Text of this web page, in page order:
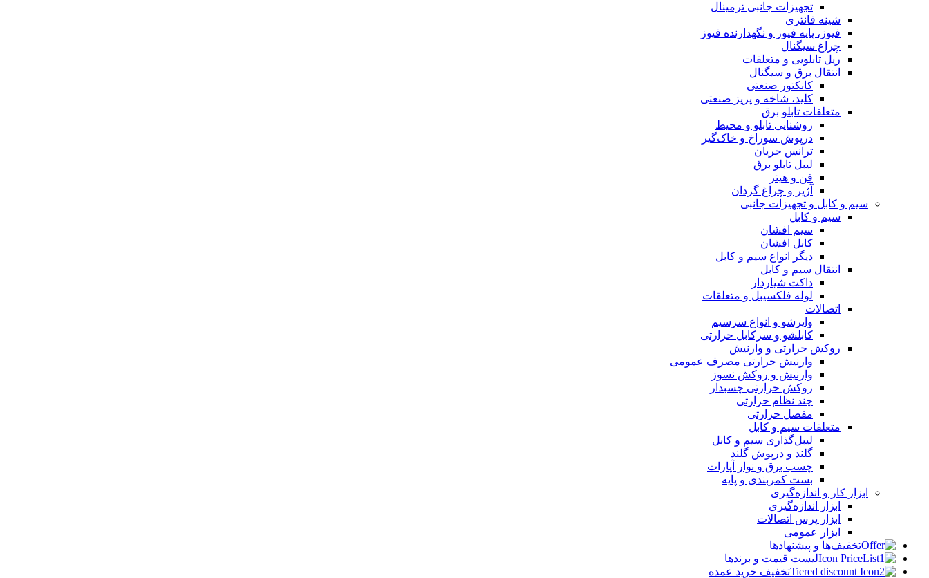
تجهیزات جانبی ترمینال
شینه فانتزی
فیوز، پایه فیوز و نگهدارنده فیوز
چراغ سیگنال
ریل تابلویی و متعلقات
انتقال برق و سیگنال
کانکتور صنعتی
کلید، شاخه و پریز صنعتی
متعلقات تابلو برق
روشنایی تابلو و محیط
درپوش سوراخ و خاک‌گیر
ترانس جریان
لیبل تابلو برق
فن و هیتر
آژیر و چراغ گردان
سیم و کابل و تجهیزات جانبی
سیم و کابل
سیم افشان
کابل افشان
دیگر انواع سیم و کابل
انتقال سیم و کابل
داکت شیاردار
لوله فلکسیبل و متعلقات
اتصالات
وایرشو و انواع سرسیم
کابلشو و سرکابل حرارتی
روکش حرارتی و وارنیش
وارنیش حرارتی مصرف عمومی
وارنیش و روکش نسوز
روکش حرارتی چسبدار
چند نظام حرارتی
مفصل حرارتی
متعلقات سیم و کابل
لیبل‌گذاری سیم و کابل
گلند و درپوش گلند
چسب برق و نوار آپارات
بست کمربندی و پایه
ابزار کار و اندازه‌گیری
ابزار اندازه‌گیری
ابزار پرس اتصالات
ابزار عمومی
تخفیف‌ها و پیشنهادها
لیست قیمت و برندها
تخفیف خرید عمده